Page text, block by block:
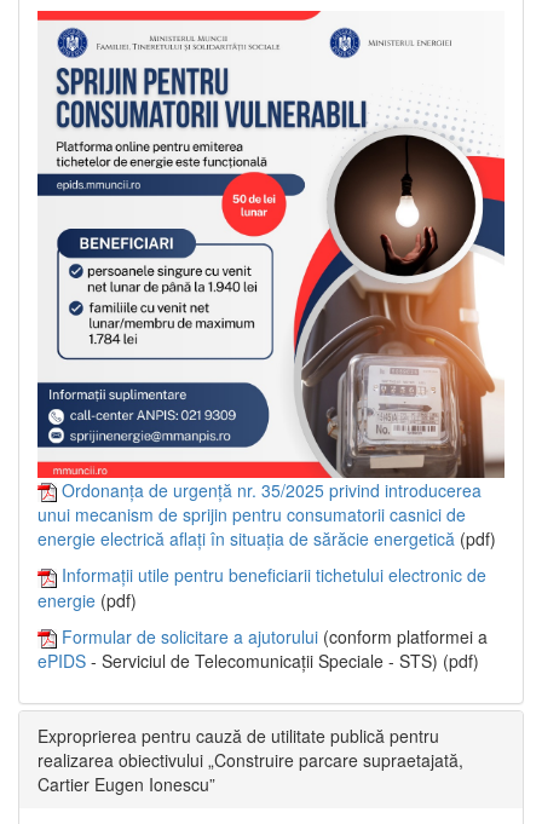
Ordonanța de urgență nr. 35/2025 privind introducerea
unui mecanism de sprijin pentru consumatorii casnici de
energie electrică aflați în situația de sărăcie energetică (pdf)
Informații utile pentru beneficiarii tichetului electronic de
energie (pdf)
Formular de solicitare a ajutorului (conform platformei a
ePIDS - Serviciul de Telecomunicații Speciale - STS) (pdf)
Exproprierea pentru cauză de utilitate publică pentru
realizarea obiectivului „Construire parcare supraetajată,
Cartier Eugen Ionescu”